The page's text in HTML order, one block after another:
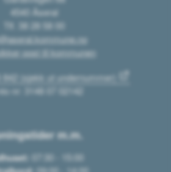
4540 Åseral
Tlf. 38 28 58 00
post til kommunen
842 (sjekk ut undernummer)
nr: 3148 07 02142
m.m.
07:30 - 15:00